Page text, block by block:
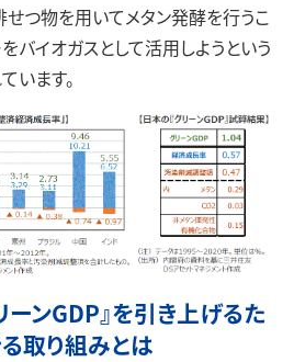
せつ物を用いてメタン発酵を行うこ
バイオガスとして活用しようという
います。
ーンGDP』を引き上げるた
取り組みとは